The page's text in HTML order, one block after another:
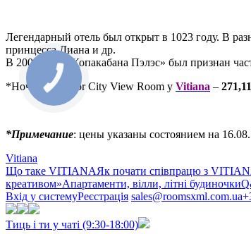
Легендарный отель был открыт в 1023 году. В
принцесса Диана и др.
В 2008 году «Копакабана Пэлэс» был признан
*Ночь в Superior City View Room у Vitiana – 271,11
*Примечание: цены указаны состоянием на
Vitiana
Що таке VITIANAЯк почати співпрацю з
креативом»Апартаменти, вілли, літні будиночки
Вхід у системуРеєстрація sales@roomsxml.com.ua
Тиць і ти у чаті (9:30-18:00)